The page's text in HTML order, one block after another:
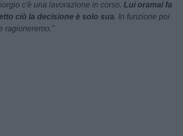
c'è una lavorazione in corso. Lui oramai fa
ciò la decisione è solo sua. In funzione poi
ragioneremo."